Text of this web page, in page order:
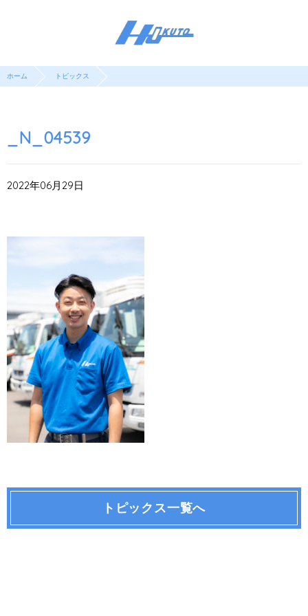
ホーム トピックス
_N_04539
2022年06月29日
トピックス一覧へ